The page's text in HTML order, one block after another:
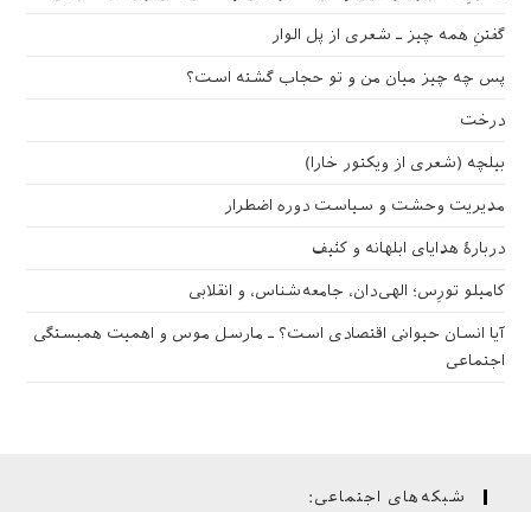
گفتنِ همه چیز ـ شعری از پل الوار
پس چه چیز میان من و تو حجاب گشته است؟
درخت
بیلچه (شعری از ویکتور خارا)
مدیریت وحشت و سیاست دوره اضطرار
دربارهٔ هدایای ابلهانه و کثیف
کامیلو تورِس؛ الهی‌دان، جامعه‌شناس، و انقلابی
آیا انسان حیوانی اقتصادی است؟ ـ مارسل موس و اهمیت همبستگی
اجتماعی
شبکه‌های اجتماعی: